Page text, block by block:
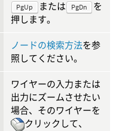
PgUp または PgDn
を
押します。
ノードの検索方法を参
照してください。
ワイヤーの入力または
出力にズームさせたい
場合、そのワイヤーを
クリックして、